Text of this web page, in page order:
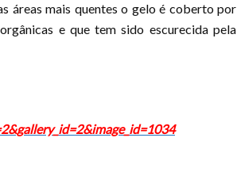
áreas mais quentes o gelo é coberto por
e que tem sido escurecida pela